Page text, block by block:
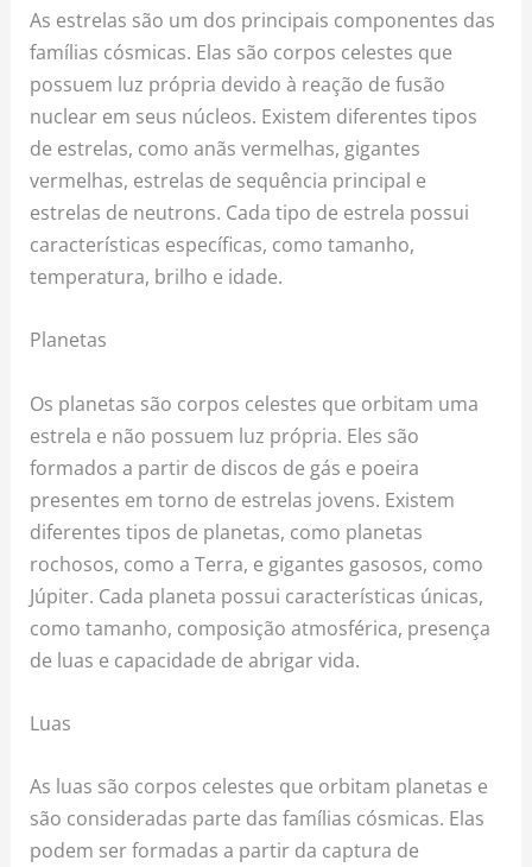
As estrelas são um dos principais componentes das
famílias cósmicas. Elas são corpos celestes que
possuem luz própria devido à reação de fusão
nuclear em seus núcleos. Existem diferentes tipos
de estrelas, como anãs vermelhas, gigantes
vermelhas, estrelas de sequência principal e
estrelas de neutrons. Cada tipo de estrela possui
características específicas, como tamanho,
temperatura, brilho e idade.
Planetas
Os planetas são corpos celestes que orbitam uma
estrela e não possuem luz própria. Eles são
formados a partir de discos de gás e poeira
presentes em torno de estrelas jovens. Existem
diferentes tipos de planetas, como planetas
rochosos, como a Terra, e gigantes gasosos, como
Júpiter. Cada planeta possui características únicas,
como tamanho, composição atmosférica, presença
de luas e capacidade de abrigar vida.
Luas
As luas são corpos celestes que orbitam planetas e
são consideradas parte das famílias cósmicas. Elas
podem ser formadas a partir da captura de